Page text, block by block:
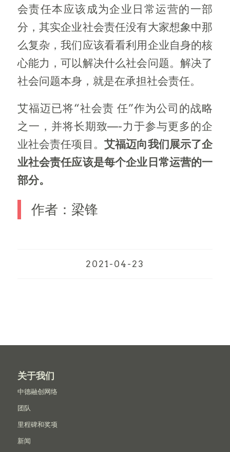
会责任本应该成为企业日常运营的一部
分，其实企业社会责任没有大家想象中那
么复杂，我们应该看看利用企业自身的核
心能力，可以解决什么社会问题。解决了
社会问题本身，就是在承担社会责任。
艾福迈已将“社会责 任”作为公司的战略
之一，并将长期致—-力于参与更多的企
业社会责任项目。 艾福迈向我们展示了企
业社会责任应该是每个企业日常运营的一
部分。
作者：梁锋
2021-04-23
关于我们
中德融创网络
团队
里程碑和奖项
新闻